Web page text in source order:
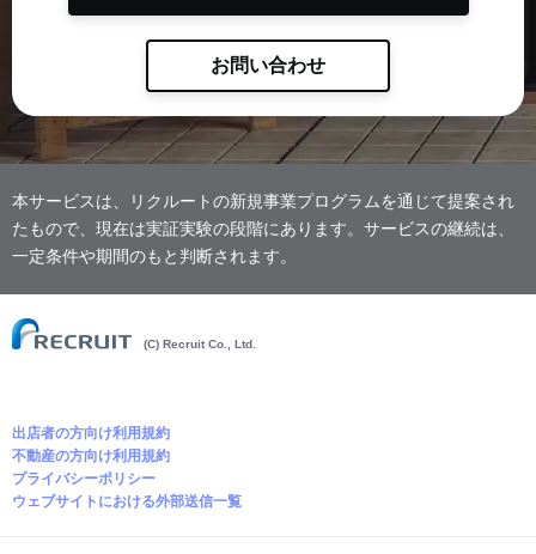
お問い合わせ
本サービスは、リクルートの新規事業プログラムを通じて提案され
たもので、現在は実証実験の段階にあります。サービスの継続は、
一定条件や期間のもと判断されます。
(C) Recruit Co., Ltd.
出店者の方向け利用規約
不動産の方向け利用規約
プライバシーポリシー
ウェブサイトにおける外部送信一覧